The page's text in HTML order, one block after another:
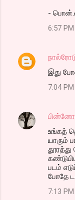
-
6:57 PM
இது
7:04 PM
உங்கத்
யாரும்
தூரத்து
படம்
போதே
7:13 PM